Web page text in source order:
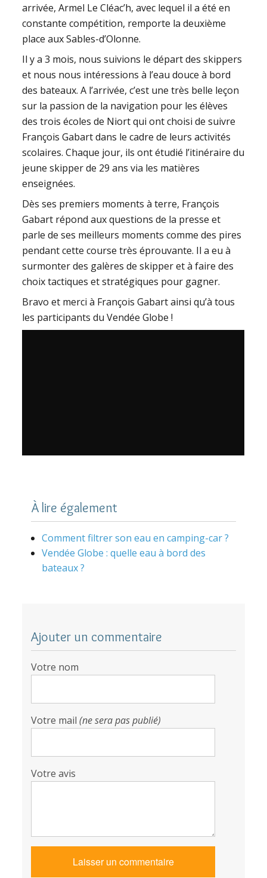
arrivée, Armel Le Cléac’h, avec lequel il a été en
constante compétition, remporte la deuxième
place aux Sables-d’Olonne.
Il y a 3 mois, nous suivions le départ des skippers
et nous nous intéressions à l’eau douce à bord
des bateaux. A l’arrivée, c’est une très belle leçon
sur la passion de la navigation pour les élèves
des trois écoles de Niort qui ont choisi de suivre
François Gabart dans le cadre de leurs activités
scolaires. Chaque jour, ils ont étudié l’itinéraire du
jeune skipper de 29 ans via les matières
enseignées.
Dès ses premiers moments à terre, François
Gabart répond aux questions de la presse et
parle de ses meilleurs moments comme des pires
pendant cette course très éprouvante. Il a eu à
surmonter des galères de skipper et à faire des
choix tactiques et stratégiques pour gagner.
Bravo et merci à François Gabart ainsi qu’à tous
les participants du Vendée Globe !
À lire également
Comment filtrer son eau en camping-car ?
Vendée Globe : quelle eau à bord des
bateaux ?
Ajouter un commentaire
Votre nom
Votre mail(ne sera pas publié)
Votre avis